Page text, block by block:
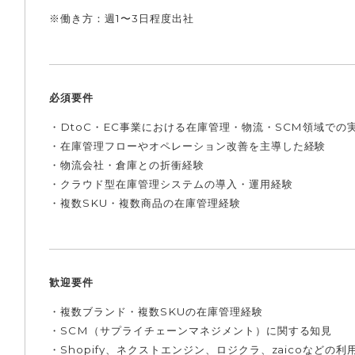
※働き方：週1〜3日程度出社
必須要件
・DtoC・EC事業における在庫管理・物流・SCM領域での
・在庫管理フローやオペレーション改善を主導した経験
・物流会社・倉庫との折衝経験
・クラウド型在庫管理システムの導入・運用経験
・複数SKU・複数商品の在庫管理経験
歓迎要件
・複数ブランド・複数SKUの在庫管理経験
・SCM（サプライチェーンマネジメント）に関する知見
・Shopify、ネクストエンジン、ロジクラ、zaicoなどの利